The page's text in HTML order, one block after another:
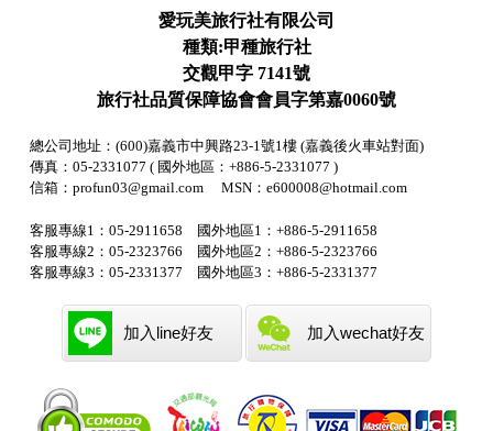
愛玩美旅行社有限公司
種類:甲種旅行社
交觀甲字 7141號
旅行社品質保障協會會員字第嘉0060號
總公司地址：(600)嘉義市中興路23-1號1樓 (嘉義後火車站對面)
傳真：05-2331077 ( 國外地區：+886-5-2331077 )
信箱：profun03@gmail.com MSN：e600008@hotmail.com
客服專線1：05-2911658 國外地區1：+886-5-2911658
客服專線2：05-2323766 國外地區2：+886-5-2323766
客服專線3：05-2331377 國外地區3：+886-5-2331377
加入line好友 加入wechat好友